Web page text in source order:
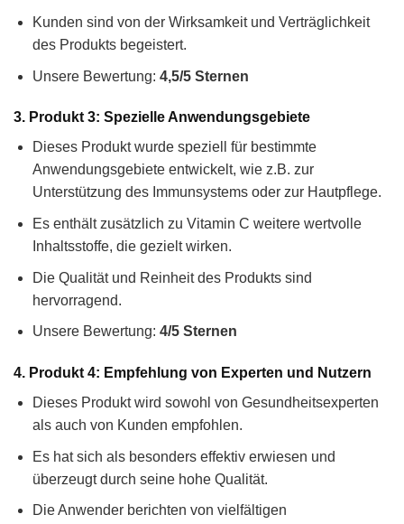
Kunden sind von der Wirksamkeit und Verträglichkeit
des Produkts begeistert.
Unsere Bewertung: 4,5/5 Sternen
3. Produkt 3: Spezielle Anwendungsgebiete
Dieses Produkt wurde speziell für bestimmte
Anwendungsgebiete entwickelt, wie z.B. zur
Unterstützung des Immunsystems oder zur Hautpflege.
Es enthält zusätzlich zu Vitamin C weitere wertvolle
Inhaltsstoffe, die gezielt wirken.
Die Qualität und Reinheit des Produkts sind
hervorragend.
Unsere Bewertung: 4/5 Sternen
4. Produkt 4: Empfehlung von Experten und Nutzern
Dieses Produkt wird sowohl von Gesundheitsexperten
als auch von Kunden empfohlen.
Es hat sich als besonders effektiv erwiesen und
überzeugt durch seine hohe Qualität.
Die Anwender berichten von vielfältigen